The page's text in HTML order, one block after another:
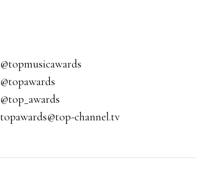
@topmusicawards
@topawards
@top_awards
topawards@top-channel.tv